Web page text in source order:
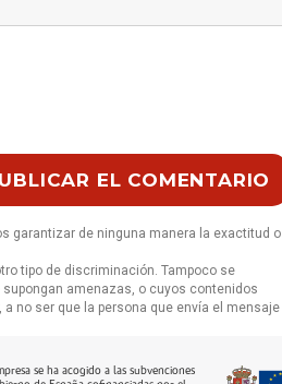
garantizar de ninguna manera la exactitud o
tipo de discriminación. Tampoco se
amenazas, o cuyos contenidos
no ser que la persona que envía el mensaje
se ha acogido a las subvenciones